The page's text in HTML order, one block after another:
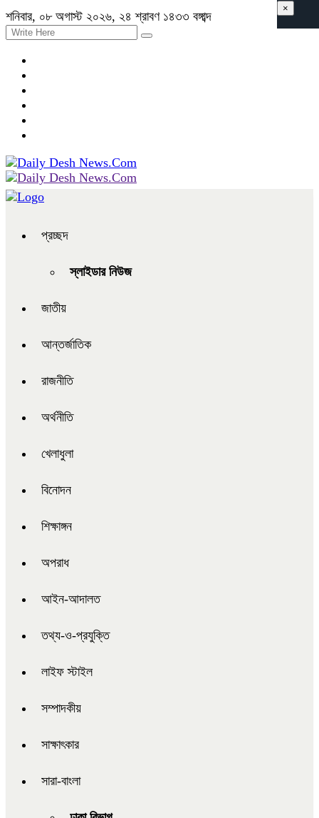
শনিবার, ০৮ অগাস্ট ২০২৬, ২৪ শ্রাবণ ১৪৩৩ বঙ্গাব্দ
প্রচ্ছদ
স্লাইডার নিউজ
জাতীয়
আন্তর্জাতিক
রাজনীতি
অর্থনীতি
খেলাধুলা
বিনোদন
শিক্ষাঙ্গন
অপরাধ
আইন-আদালত
তথ্য-ও-প্রযুক্তি
লাইফ স্টাইল
সম্পাদকীয়
সাক্ষাৎকার
সারা-বাংলা
×